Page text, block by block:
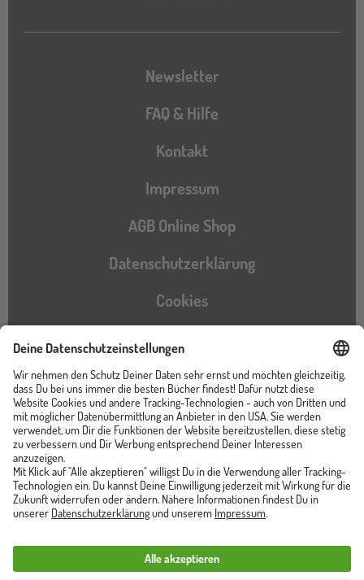
Newsletter
FAQ & Hilfe
Kontakt
Impressum
AGB Online Shop
Datenschutzerklärung
Cookies
Barrierefreiheitserklärung
Instagram
TikTokPinterestYouTubeFacebook
Unser Shop ist von
Trusted Shops zertifiziert